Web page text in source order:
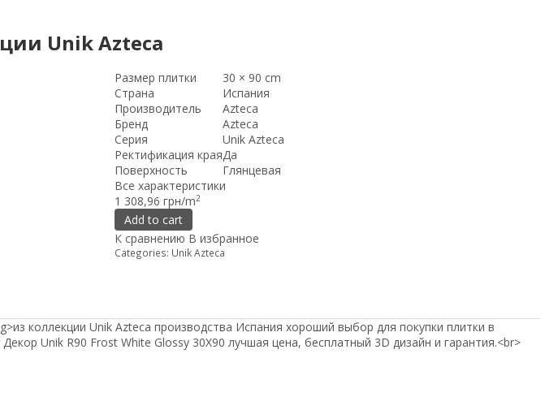
Unik Azteca
Размер плитки
30 × 90 cm
Страна
Испания
Производитель
Azteca
Бренд
Azteca
Серия
Unik Azteca
Ректификация краяДа
Поверхность
Глянцевая
Все характеристики
1 308,96 грн/m2
Add to cart
К сравнению В избранное
Categories: Unik Azteca
коллекции Unik Azteca производства Испания хороший выбор для покупки плитки в
Unik R90 Frost White Glossy 30X90 лучшая цена, бесплатный 3D дизайн и гарантия.<br>